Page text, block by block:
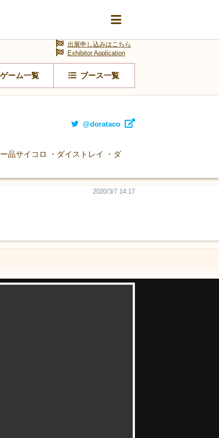
ゲーム一覧 ブース一覧
出展申し込みはこちら
Exhibitor Application
@dorataco
品サイコロ ・ダイストレイ ・ダ
2020/3/7 14:17